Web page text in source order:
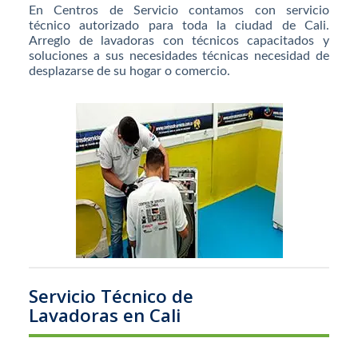
En Centros de Servicio contamos con servicio
técnico autorizado para toda la ciudad de Cali.
Arreglo de lavadoras con técnicos capacitados y
soluciones a sus necesidades técnicas necesidad de
desplazarse de su hogar o comercio.
Servicio Técnico de
Lavadoras en Cali